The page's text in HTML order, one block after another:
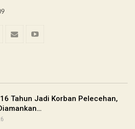
Tahun Jadi Korban Pelecehan,